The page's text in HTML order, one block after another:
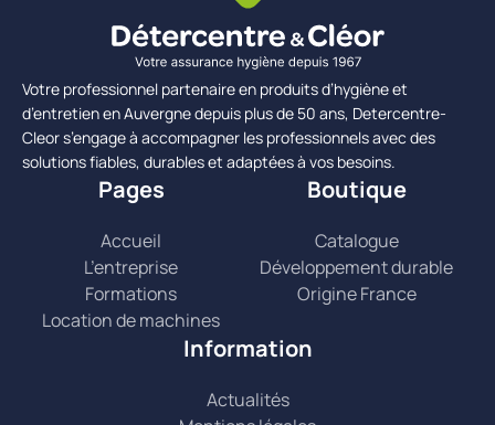
Votre professionnel partenaire en produits d’hygiène et
d’entretien en Auvergne depuis plus de 50 ans, Detercentre-
Cleor s’engage à accompagner les professionnels avec des
solutions fiables, durables et adaptées à vos besoins.
Pages
Accueil
L’entreprise
Formations
Location de machines
Boutique
Catalogue
Développement durable
Origine France
Information
Actualités